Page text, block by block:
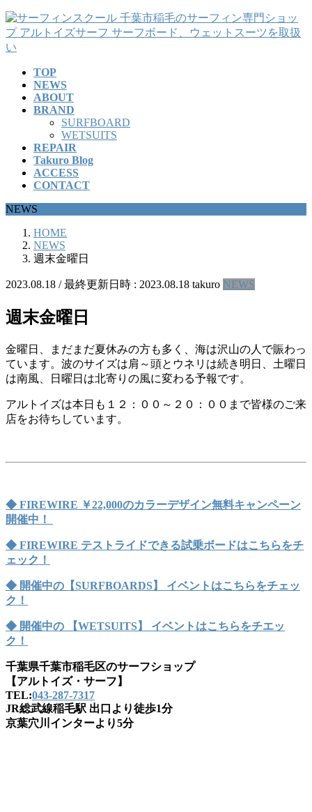
コ
ン
テ
ナ
ビ
ゲ
TOP
NEWS
ABOUT
BRAND
SURFBOARD
WETSUITS
REPAIR
Takuro Blog
ACCESS
CONTACT
NEWS
HOME
NEWS
週末金曜日
2023.08.18 / 最終更新日時 : 2023.08.18 takuro NEWS
週末金曜日
金曜日、まだまだ夏休みの方も多く、海は沢山の人で賑わっ
ています。波のサイズは肩～頭とウネリは続き明日、土曜日
は南風、日曜日は北寄りの風に変わる予報です。
アルトイズは本日も１２：００～２０：００まで皆様のご来
店をお待ちしています。
◆ FIREWIRE ￥22,000のカラーデザイン無料キャンペーン
開催中！
◆ FIREWIRE テストライドできる試乗ボードはこちらをチ
ェック！
◆ 開催中の【SURFBOARDS】 イベントはこちらをチェッ
ク！
◆ 開催中の 【WETSUITS】 イベントはこちらをチエッ
ク！
千葉県千葉市稲毛区のサーフショップ
【アルトイズ・サーフ】
TEL:043-287-7317
JR総武線稲毛駅 出口より徒歩1分
京葉穴川インターより5分